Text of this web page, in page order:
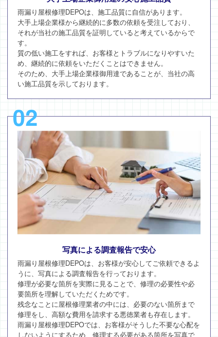
雨漏り屋根修理DEPOは、施工品質に自信があります。
大手上場企業様から継続的に多数の依頼を受注しており、
それが当社の施工品質を証明していると考えているからで
す。
質の低い施工をすれば、お客様とトラブルになりやすいた
め、継続的に依頼をいただくことはできません。
そのため、大手上場企業様御用達であることが、当社の高
い施工品質を示しております。
02
写真による調査報告で安心
雨漏り屋根修理DEPOは、お客様が安心してご依頼できるよ
うに、写真による調査報告を行っております。
修理が必要な箇所を実際に見ることで、修理の必要性や必
要箇所を理解していただくためです。
残念なことに屋根修理業者の中には、必要のない箇所まで
修理をし、高額な費用を請求する悪徳業者も存在します。
雨漏り屋根修理DEPOでは、お客様がそうした不要な心配を
しないようにするため、修理する必要がある箇所を写真で